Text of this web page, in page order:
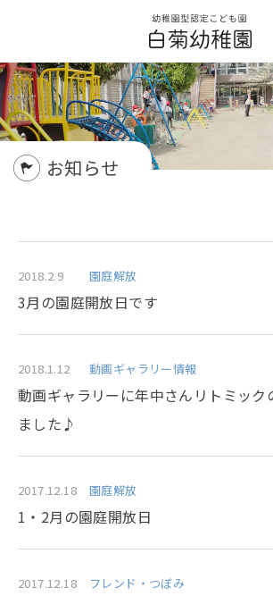
お知らせ
2018.2.9 園庭解放
3月の園庭開放日です
2018.1.12 動画ギャラリー情報
動画ギャラリーに年中さんリトミック
ました♪
2017.12.18 園庭解放
1・2月の園庭開放日
2017.12.18 フレンド・つぼみ